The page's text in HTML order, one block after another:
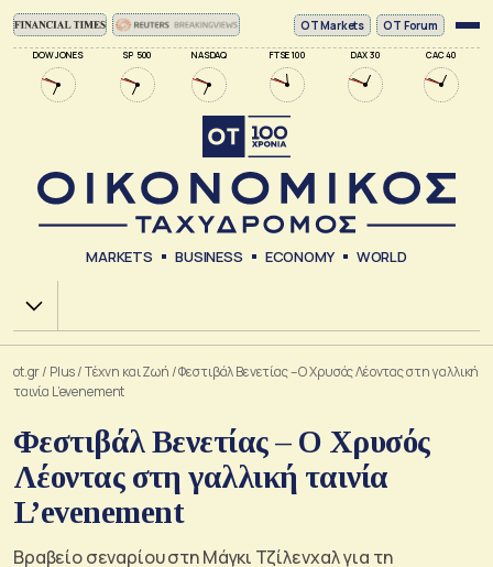
DOW JONES SP 500 NASDAQ FTSE 100 DAX 30 CAC 40
ΟΤ Markets OT Forum
MARKETS BUSINESS ECONOMY WORLD
Χ.Α.
ot.gr/ Plus/Tέχνη και Ζωή /Φεστιβάλ Βενετίας – Ο Χρυσός Λέοντας στη γαλλική
ταινία L’evenement
Φεστιβάλ Βενετίας – Ο Χρυσός
Λέοντας στη γαλλική ταινία
L’evenement
Βραβείο σεναρίου στη Μάγκι Τζίλενχαλ για τη